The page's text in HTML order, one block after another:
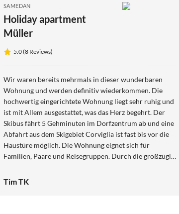
SAMEDAN
Holiday apartment
Müller
5.0 (8 Reviews)
Wir waren bereits mehrmals in dieser wunderbaren
Wohnung und werden definitiv wiederkommen. Die
hochwertig eingerichtete Wohnung liegt sehr ruhig und
ist mit Allem ausgestattet, was das Herz begehrt. Der
Skibus fährt 5 Gehminuten im Dorfzentrum ab und eine
Abfahrt aus dem Skigebiet Corviglia ist fast bis vor die
Haustüre möglich. Die Wohnung eignet sich für
Familien, Paare und Reisegruppen. Durch die großzügige
zur Workation anreisen. Für uns eine absolute
Tim TK